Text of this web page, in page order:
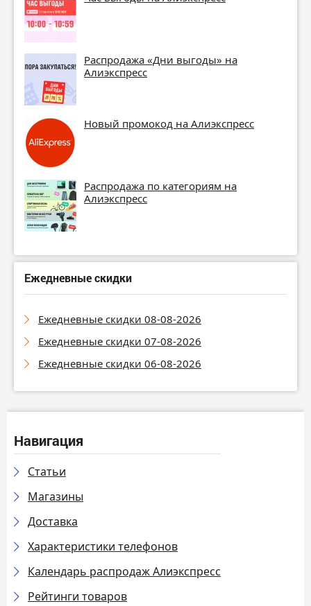
Распродажа «Дни выгоды» на
Алиэкспресс
Новый промокод на Алиэкспресс
Распродажа по категориям на
Алиэкспресс
Ежедневные скидки
Ежедневные скидки 08-08-2026
Ежедневные скидки 07-08-2026
Ежедневные скидки 06-08-2026
Навигация
Статьи
Магазины
Доставка
Характеристики телефонов
Календарь распродаж Алиэкспресс
Рейтинги товаров